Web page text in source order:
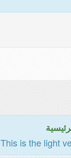
This is the light